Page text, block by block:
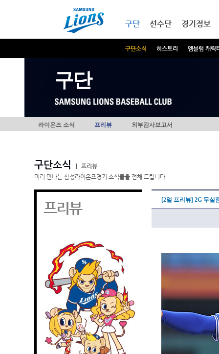
구단
구단소식 히스토리 엠블럼 캐릭
선수단 경기정보
구단
라이온즈 소식 프리뷰 외부감사보고서
구단소식
프리뷰
미리 만나는 삼성라이온즈경기 소식들을 전해 드립니다.
프리뷰 [2일 프리뷰] 2G 무실